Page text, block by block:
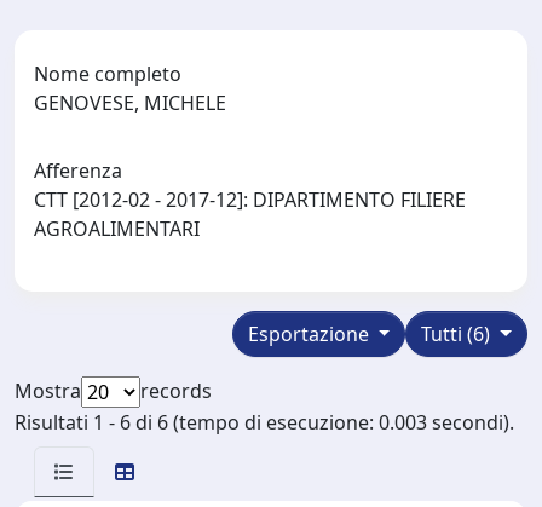
Nome completo
GENOVESE, MICHELE
Afferenza
CTT [2012-02 - 2017-12]: DIPARTIMENTO FILIERE
AGROALIMENTARI
Tutti (6)
Esportazione
Mostra
records
Risultati 1 - 6 di 6 (tempo di esecuzione: 0.003 secondi).